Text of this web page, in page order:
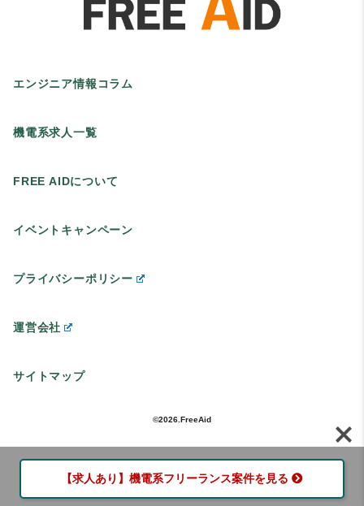
エンジニア情報コラム
機電系求人一覧
FREE AIDについて
イベントキャンペーン
プライバシーポリシー
運営会社
サイトマップ
©2026.FreeAid
【求人あり】機電系フリーランス案件を見る